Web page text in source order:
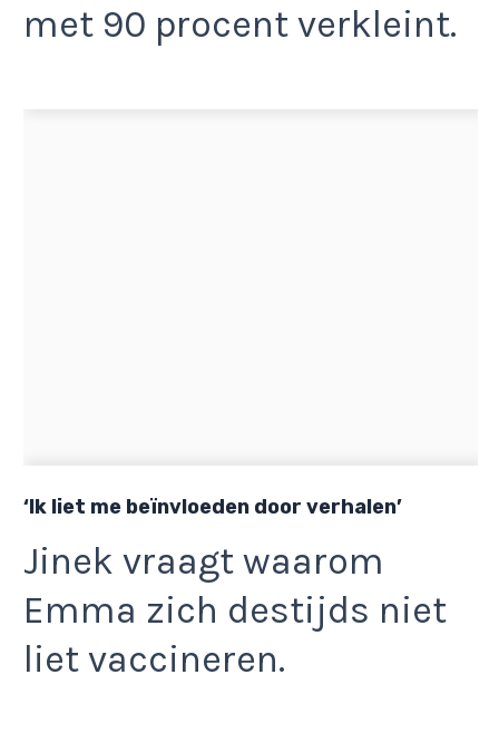
met 90 procent verkleint.
‘Ik liet me beïnvloeden door verhalen’
Jinek vraagt waarom
Emma zich destijds niet
liet vaccineren.